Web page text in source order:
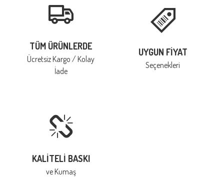
TÜM ÜRÜNLERDE
Ücretsiz Kargo / Kolay
İade
UYGUN FIYAT
Seçenekleri
KALITELI BASKI
ve Kumaş